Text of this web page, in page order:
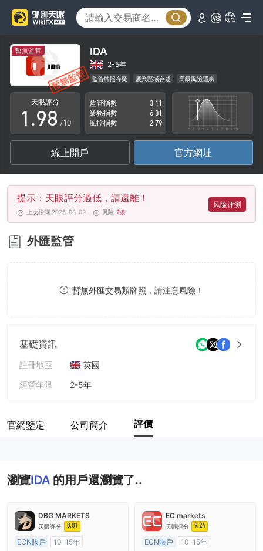
暫無監管 IDA
2-5年
監管牌照存疑 展業區域存疑 高級風險隱患
天眼評分
0
1
2
3
4
5
6
7
.
5
6
7
8
9
4
5
6
7
8
9
/10
監管指數
3.11
業務指數
6.31
風控指數
2.79
線上開戶 官方網址
提示：天眼評分過低，請遠離！
上次檢測 2026-08-09 風險 2条
风险评测
外匯監管
暫無外匯交易類牌照，請注意風險！
基礎資訊
註冊地區
英國
經營年限
2-5年
官網鑒定 公司簡介 評價
瀏覽IDA 的用戶還瀏覽了..
DBG MARKETS
天眼評分 8.81
ECN賬戶
10-15年
EC markets
天眼評分 9.24
ECN賬戶
10-15年